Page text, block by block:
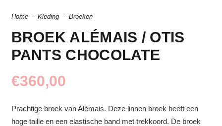
Home - Kleding - Broeken
BROEK ALÉMAIS / OTIS
PANTS CHOCOLATE
€360,00
Prachtige broek van Alémais. Deze linnen broek heeft een
hoge taille en een elastische band met trekkoord. De broek